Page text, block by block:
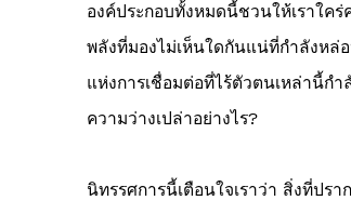
องค์ประกอบทั้งหมดนี้ชวนให้เราใคร่
พลังที่มองไม่เห็นใดกันแน่ที่กำลังหล่
แห่งการเชื่อมต่อที่ไร้ตัวตนเหล่านี้กำ
ความว่างเปล่าอย่างไร?
นิทรรศการนี้เตือนใจเราว่า สิ่งที่ปร